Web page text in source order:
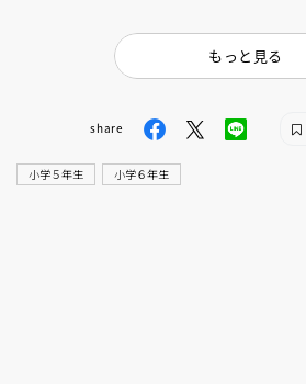
もっと見る
share
小学５年生 小学６年生